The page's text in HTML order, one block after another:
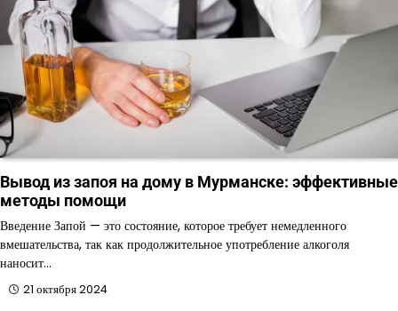
Вывод из запоя на дому в Мурманске: эффективные
методы помощи
Введение Запой — это состояние, которое требует немедленного
вмешательства, так как продолжительное употребление алкоголя
наносит…
21 октября 2024